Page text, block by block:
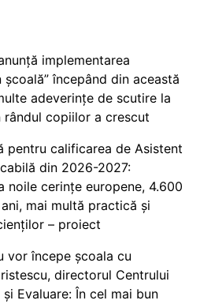
implementarea
începând din această
adeverințe de scutire la
copiilor a crescut
pentru calificarea de Asistent
din 2026-2027:
noile cerințe europene, 4.600
mai multă practică și
– proiect
vor începe școala cu
directorul Centrului
Evaluare: În cel mai bun